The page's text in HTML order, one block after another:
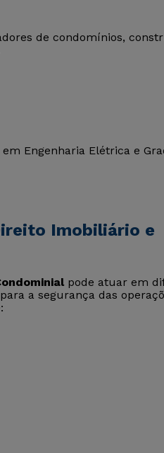
de condomínios,
Engenharia Elétrica e
Imobiliário e
pode atuar em
a segurança das